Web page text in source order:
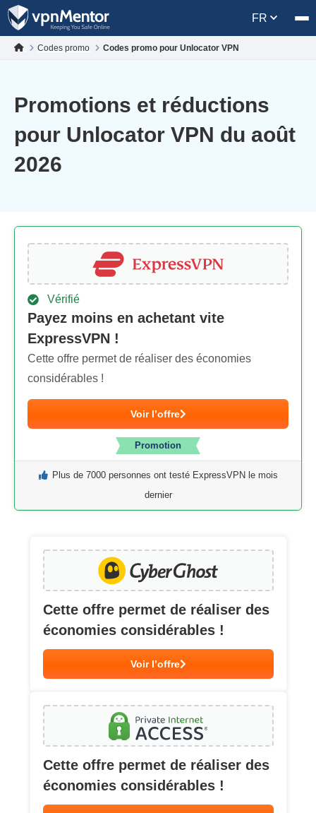
FR
Codes promo Codes promo pour Unlocator VPN
Promotions et réductions
pour Unlocator VPN du août
2026
Vérifié
Payez moins en achetant vite
ExpressVPN !
Cette offre permet de réaliser des économies
considérables !
Voir l’offre
Promotion
Plus de 7000 personnes ont testé ExpressVPN le mois
dernier
Cette offre permet de réaliser des
économies considérables !
Voir l’offre
Cette offre permet de réaliser des
économies considérables !